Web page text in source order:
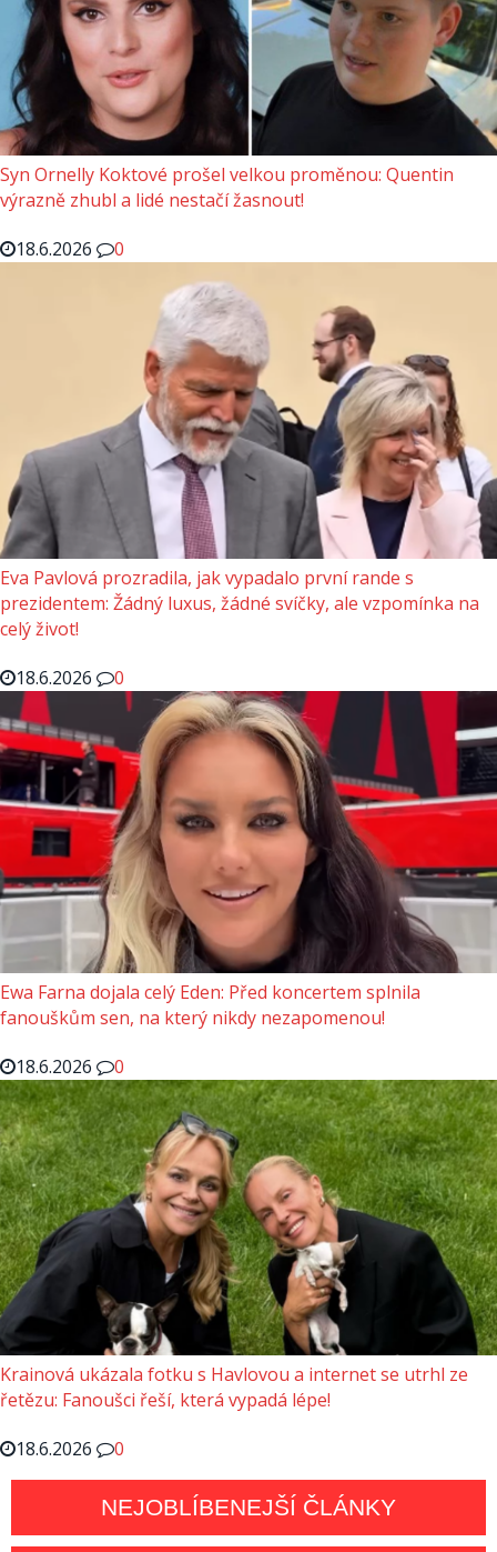
Syn Ornelly Koktové prošel velkou proměnou: Quentin
výrazně zhubl a lidé nestačí žasnout!
18.6.2026
0
Eva Pavlová prozradila, jak vypadalo první rande s
prezidentem: Žádný luxus, žádné svíčky, ale vzpomínka na
celý život!
18.6.2026
0
Ewa Farna dojala celý Eden: Před koncertem splnila
fanouškům sen, na který nikdy nezapomenou!
18.6.2026
0
Krainová ukázala fotku s Havlovou a internet se utrhl ze
řetězu: Fanoušci řeší, která vypadá lépe!
18.6.2026
0
NEJOBLÍBENEJŠÍ ČLÁNKY